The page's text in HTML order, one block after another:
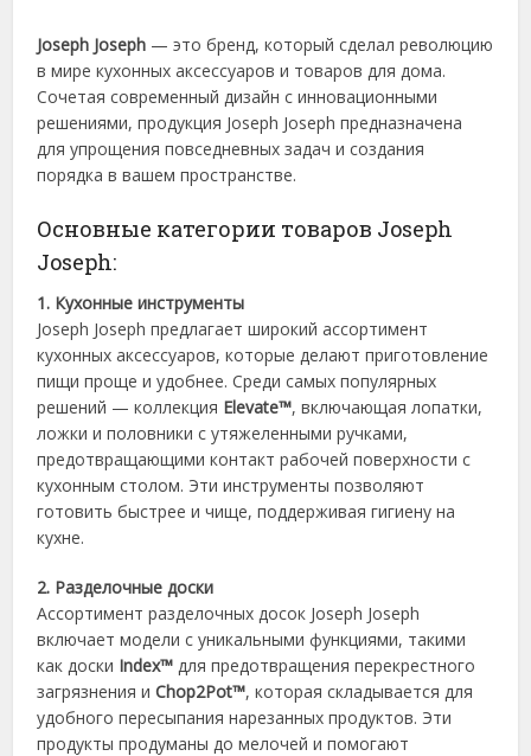
Joseph Joseph — это бренд, который сделал революцию
в мире кухонных аксессуаров и товаров для дома.
Сочетая современный дизайн с инновационными
решениями, продукция Joseph Joseph предназначена
для упрощения повседневных задач и создания
порядка в вашем пространстве.
Основные категории товаров Joseph
Joseph:
1. Кухонные инструменты
Joseph Joseph предлагает широкий ассортимент
кухонных аксессуаров, которые делают приготовление
пищи проще и удобнее. Среди самых популярных
решений — коллекция Elevate™, включающая лопатки,
ложки и половники с утяжеленными ручками,
предотвращающими контакт рабочей поверхности с
кухонным столом. Эти инструменты позволяют
готовить быстрее и чище, поддерживая гигиену на
кухне.
2. Разделочные доски
Ассортимент разделочных досок Joseph Joseph
включает модели с уникальными функциями, такими
как доски Index™ для предотвращения перекрестного
загрязнения иChop2Pot™, которая складывается для
удобного пересыпания нарезанных продуктов. Эти
продукты продуманы до мелочей и помогают